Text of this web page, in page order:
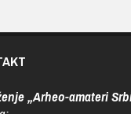
„Arheo-amateri